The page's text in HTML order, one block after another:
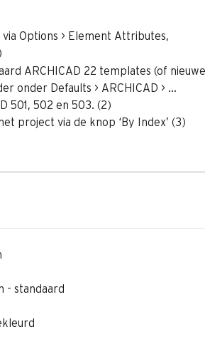
Options > Element Attributes,
ARCHICAD 22 templates (of
onder Defaults > ARCHICAD > …
501, 502 en 503. (2)
project via de knop ‘By Index’ (3)
- standaard